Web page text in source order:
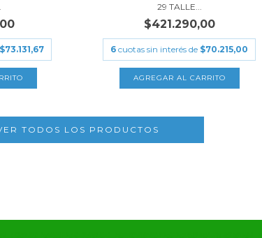
$73.131,67
29 TALLE...
$421.290,00
6 cuotas sin interés de $70.215,00
TODOS LOS PRODUCTOS